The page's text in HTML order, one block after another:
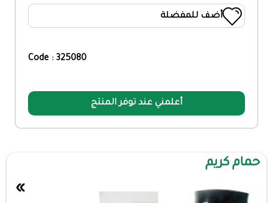
أضف للمفضلة
Code : 325080
أعلمني عند توفر المنتج
حمام كريم
»